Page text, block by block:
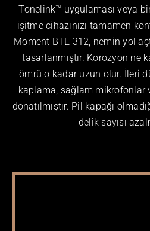
Tonelink™ uygulaması veya
işitme cihazınızı tamamen
Moment BTE 312, nemin yol
tasarlanmıştır. Korozyon ne
ömrü o kadar uzun olur. İleri
kaplama, sağlam mikrofonlar
donatılmıştır. Pil kapağı
delik sayısı